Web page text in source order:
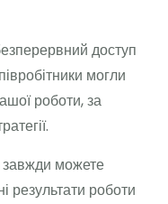
доступ
могли
роботи, за
завжди можете
результати роботи